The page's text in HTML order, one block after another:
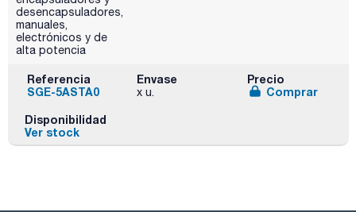
desencapsuladores,
manuales,
electrónicos y de
alta potencia
Referencia
SGE-5ASTA0
Envase
x u.
Precio
Comprar
Disponibilidad
Ver stock